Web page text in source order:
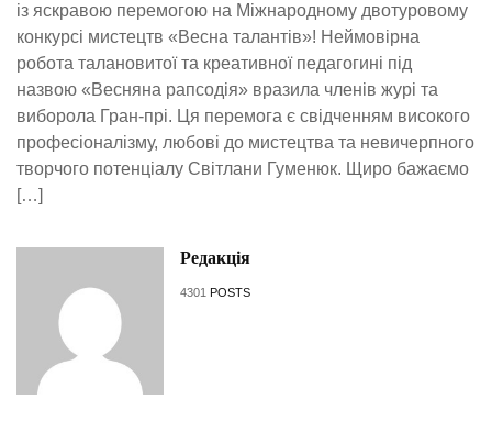
із яскравою перемогою на Міжнародному двотуровому
конкурсі мистецтв «Весна талантів»! Неймовірна
робота талановитої та креативної педагогині під
назвою «Весняна рапсодія» вразила членів журі та
виборола Гран-прі. Ця перемога є свідченням високого
професіоналізму, любові до мистецтва та невичерпного
творчого потенціалу Світлани Гуменюк. Щиро бажаємо
[…]
Редакція
4301 POSTS